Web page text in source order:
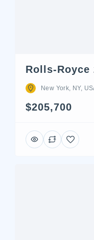
Rolls-Royce
New York, NY,
$205,700